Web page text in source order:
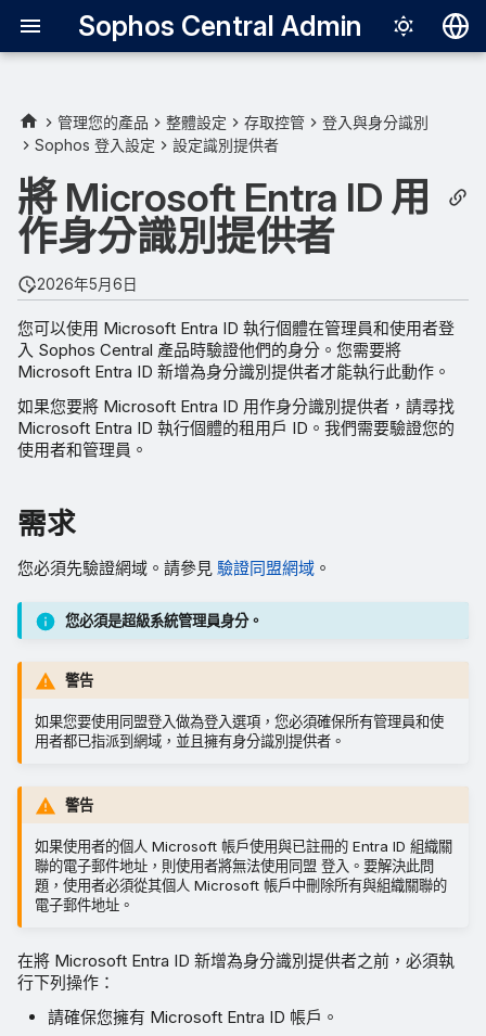
Sophos Central Admin
English
Français
Português
需求
Microsoft Entra ID 同意
尋找您的租用戶識別碼
管理您的產品 整體設定 存取控管
登入與身分識別
Sophos 登入設定
設定識別提供者
將 Microsoft Entra ID 用
作身分識別提供者
2026年5月6日
您可以使用 Microsoft Entra ID 執行個體在管理員和使用者登
入 Sophos Central 產品時驗證他們的身分。您需要將
Microsoft Entra ID 新增為身分識別提供者才能執行此動作。
如果您要將 Microsoft Entra ID 用作身分識別提供者，請尋找
Microsoft Entra ID 執行個體的租用戶 ID。我們需要驗證您的
使用者和管理員。
需求
您必須先驗證網域。請參見 驗證同盟網域 。
您必須是超級系統管理員身分。
警告
如果您要使用同盟登入做為登入選項，您必須確保所有管理員和使
用者都已指派到網域，並且擁有身分識別提供者。
警告
如果使用者的個人 Microsoft 帳戶使用與已註冊的 Entra ID 組織關
聯的電子郵件地址，則使用者將無法使用同盟 登入。要解決此問
題，使用者必須從其個人 Microsoft 帳戶中刪除所有與組織關聯的
電子郵件地址。
在將 Microsoft Entra ID 新增為身分識別提供者之前，必須執
行下列操作：
請確保您擁有 Microsoft Entra ID 帳戶。